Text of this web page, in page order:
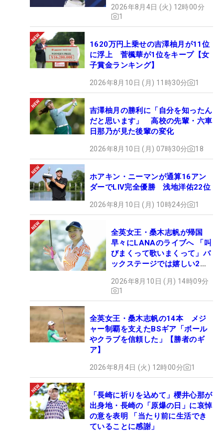
2026年8月4日 (火) 12時00分
1
1620万円上乗せの吉澤柚月が11位
に浮上 菅楓華が1位をキープ【女
子賞金ランキング】
2026年8月10日 (月) 11時30分 1
吉澤柚月の勝利に「自分を知ったん
だと思います」 高校の先輩・六車
日那乃が見た後輩の変化
2026年8月10日 (月) 07時30分 18
ホアキン・ニーマンが通算16アン
ダーでLIV完全優勝 浅地洋佑22位
2026年8月10日 (月) 10時24分 1
全英女王・桑木志帆が帰国
早々にLANAのライブへ 「叫
びまくって歌いまくって」バ
ックステージでは嬉しい2シ
2026年8月10日 (月) 14時09分
1
全英女王・桑木志帆の14本 メジ
ャー制覇を支えたBSギア「ボール
やクラブを信頼した」【勝者のギ
ア】
2026年8月4日 (火) 12時00分 1
「長崎に祈りを込めて」櫻井心那が
出身地・長崎の「原爆の日」に哀悼
の意を表明 「当たり前に生活でき
ていることに感謝」